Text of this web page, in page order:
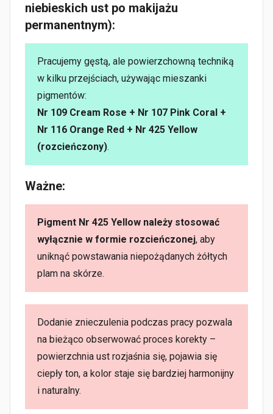
niebieskich ust po makijażu
permanentnym):
Pracujemy gęstą, ale powierzchowną techniką
w kilku przejściach, używając mieszanki
pigmentów:
Nr 109 Cream Rose + Nr 107 Pink Coral +
Nr 116 Orange Red + Nr 425 Yellow
(rozcieńczony).
Ważne:
Pigment Nr 425 Yellow należy stosować
wyłącznie w formie rozcieńczonej, aby
uniknąć powstawania niepożądanych żółtych
plam na skórze.
Dodanie znieczulenia podczas pracy pozwala
na bieżąco obserwować proces korekty –
powierzchnia ust rozjaśnia się, pojawia się
ciepły ton, a kolor staje się bardziej harmonijny
i naturalny.